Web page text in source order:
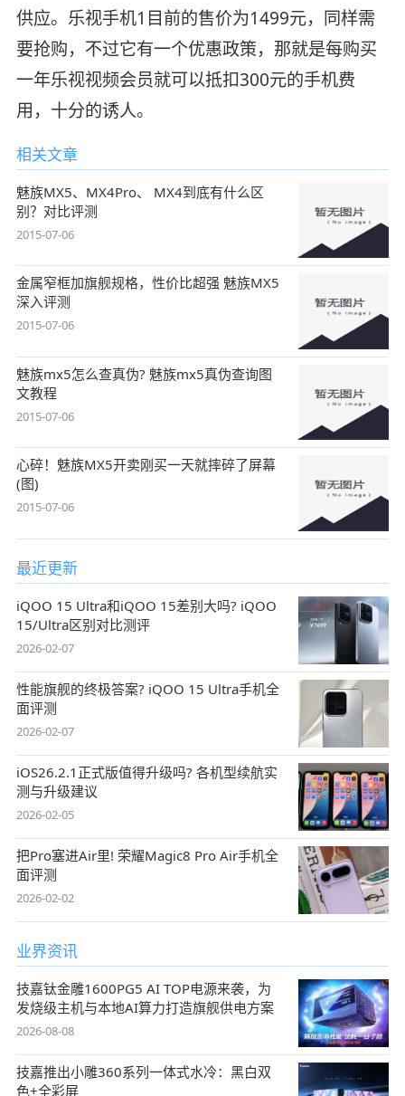
供应。乐视手机1目前的售价为1499元，同样需
要抢购，不过它有一个优惠政策，那就是每购买
一年乐视视频会员就可以抵扣300元的手机费
用，十分的诱人。
相关文章
魅族MX5、MX4Pro、 MX4到底有什么区
别？对比评测
2015-07-06
金属窄框加旗舰规格，性价比超强 魅族MX5
深入评测
2015-07-06
魅族mx5怎么查真伪? 魅族mx5真伪查询图
文教程
2015-07-06
心碎！魅族MX5开卖刚买一天就摔碎了屏幕
(图)
2015-07-06
最近更新
iQOO 15 Ultra和iQOO 15差别大吗? iQOO
15/Ultra区别对比测评
2026-02-07
性能旗舰的终极答案? iQOO 15 Ultra手机全
面评测
2026-02-07
iOS26.2.1正式版值得升级吗? 各机型续航实
测与升级建议
2026-02-05
把Pro塞进Air里! 荣耀Magic8 Pro Air手机全
面评测
2026-02-02
业界资讯
技嘉钛金雕1600PG5 AI TOP电源来袭，为
发烧级主机与本地AI算力打造旗舰供电方案
2026-08-08
技嘉推出小雕360系列一体式水冷：黑白双
色+全彩屏